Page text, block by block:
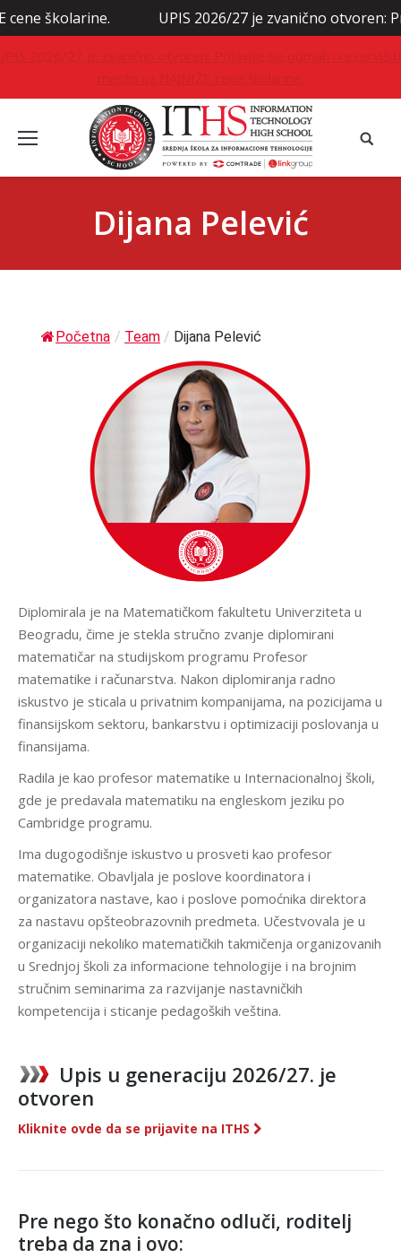
UPIS 2026/27 je zvanično otvoren:
2026/27 je zvanično otvoren: Prijavite se odmah i
mesto uz NAJNIŽE cene školarine.
Dijana Pelević
Početna / Team / Dijana Pelević
Diplomirala je na Matematičkom fakultetu Univerziteta u
Beogradu, čime je stekla stručno zvanje diplomirani
matematičar na studijskom programu Profesor
matematike i računarstva. Nakon diplomiranja radno
iskustvo je sticala u privatnim kompanijama, na pozicijama u
finansijskom sektoru, bankarstvu i optimizaciji poslovanja u
finansijama.
Radila je kao profesor matematike u Internacionalnoj školi,
gde je predavala matematiku na engleskom jeziku po
Cambridge programu.
Ima dugogodišnje iskustvo u prosveti kao profesor
matematike. Obavljala je poslove koordinatora i
organizatora nastave, kao i poslove pomoćnika direktora
za nastavu opšteobrazovnih predmeta. Učestvovala je u
organizaciji nekoliko matematičkih takmičenja organizovanih
u Srednjoj školi za informacione tehnologije i na brojnim
stručnim seminarima za razvijanje nastavničkih
kompetencija i sticanje pedagoških veština.
Upis u generaciju 2026/27. je
otvoren
Kliknite ovde da se prijavite na ITHS
Pre nego što konačno odluči, roditelj
treba da zna i ovo: